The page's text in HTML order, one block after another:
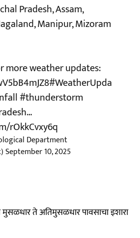
Pradesh, Assam,
Manipur, Mizoram
more weather updates:
#WeatherUpda
#thunderstorm
…
rOkkCvxy6q
Department
September 10, 2025
मुसळधार ते अतिमुसळधार पावसाचा इशारा